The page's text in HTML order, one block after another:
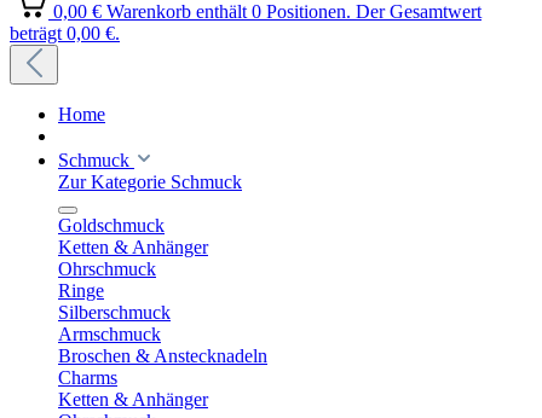
0,00 € Warenkorb enthält 0 Positionen. Der Gesamtwert
beträgt 0,00 €.
Home
Schmuck
Zur Kategorie Schmuck
Goldschmuck
Ketten & Anhänger
Ohrschmuck
Ringe
Silberschmuck
Armschmuck
Broschen & Anstecknadeln
Charms
Ketten & Anhänger